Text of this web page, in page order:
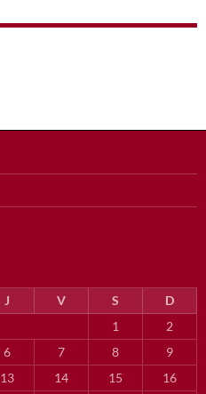
J V S
D
1
2
6 7 8
9
13 14 15 16